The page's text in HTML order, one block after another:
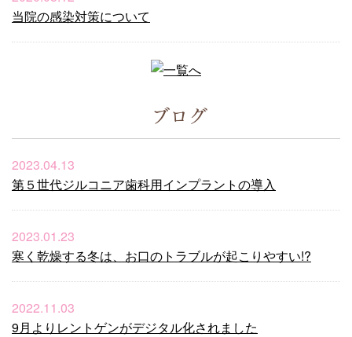
当院の感染対策について
ブログ
2023.04.13
第５世代ジルコニア歯科用インプラントの導入
2023.01.23
寒く乾燥する冬は、お口のトラブルが起こりやすい!?
2022.11.03
9月よりレントゲンがデジタル化されました